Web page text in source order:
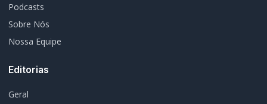
Podcasts
Sobre Nós
Nossa Equipe
Editorias
Geral